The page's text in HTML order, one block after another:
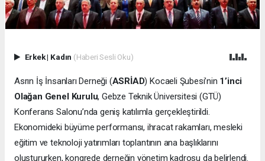
Erkek| Kadın (Haberi Sesli Oku)
Asrın İş İnsanları Derneği (ASRİAD) Kocaeli Şubesi’nin 1’inci
Olağan Genel Kurulu, Gebze Teknik Üniversitesi (GTÜ)
Konferans Salonu’nda geniş katılımla gerçekleştirildi.
Ekonomideki büyüme performansı, ihracat rakamları, mesleki
eğitim ve teknoloji yatırımları toplantının ana başlıklarını
oluştururken, kongrede derneğin yönetim kadrosu da belirlendi.